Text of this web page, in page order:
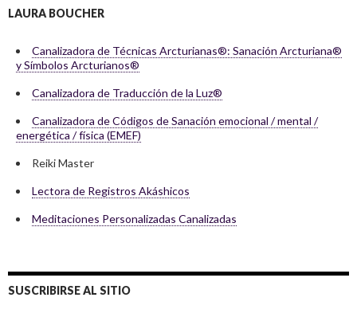
LAURA BOUCHER
Canalizadora de Técnicas Arcturianas®: Sanación Arcturiana®
y Símbolos Arcturianos®
Canalizadora de Traducción de la Luz®
Canalizadora de Códigos de Sanación emocional / mental /
energética / física (EMEF)
Reiki Master
Lectora de Registros Akáshicos
Meditaciones Personalizadas Canalizadas
SUSCRIBIRSE AL SITIO